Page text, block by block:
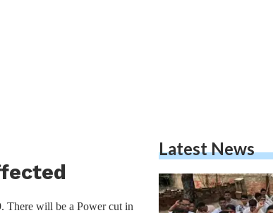
There will be a Power cut in
Latest News